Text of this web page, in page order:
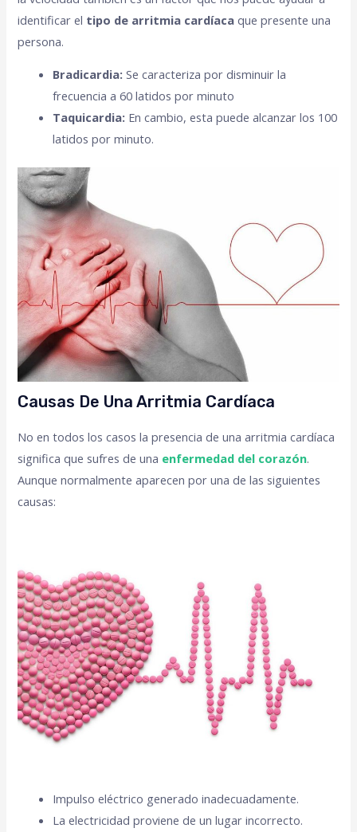
identificar el tipo de arritmia cardíaca que presente una
persona.
Bradicardia: Se caracteriza por disminuir la
frecuencia a 60 latidos por minuto
Taquicardia: En cambio, esta puede alcanzar los 100
latidos por minuto.
Causas De Una Arritmia Cardíaca
No en todos los casos la presencia de una arritmia cardíaca
significa que sufres de una enfermedad del corazón.
Aunque normalmente aparecen por una de las siguientes
causas:
Impulso eléctrico generado inadecuadamente.
La electricidad proviene de un lugar incorrecto.